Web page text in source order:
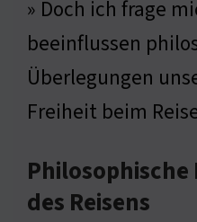
» Doch ich frage
beeinflussen
Überlegungen
Freiheit beim
des Reisens